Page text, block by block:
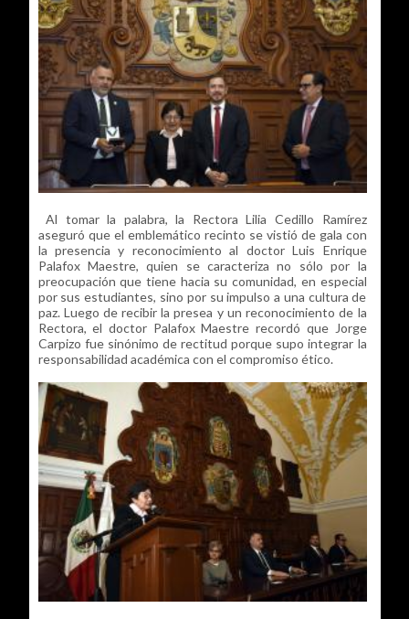
Al tomar la palabra, la Rectora Lilia Cedillo Ramírez
aseguró que el emblemático recinto se vistió de gala con
la presencia y reconocimiento al doctor Luis Enrique
Palafox Maestre, quien se caracteriza no sólo por la
preocupación que tiene hacia su comunidad, en especial
por sus estudiantes, sino por su impulso a una cultura de
paz. Luego de recibir la presea y un reconocimiento de la
Rectora, el doctor Palafox Maestre recordó que Jorge
Carpizo fue sinónimo de rectitud porque supo integrar la
responsabilidad académica con el compromiso ético.